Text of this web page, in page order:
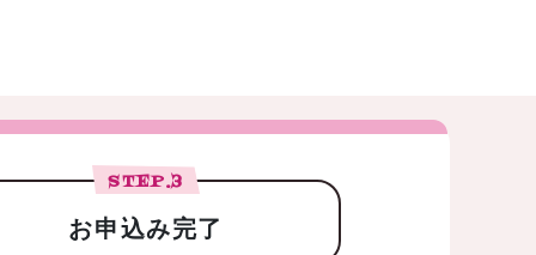
STEP.3
お申込み完了